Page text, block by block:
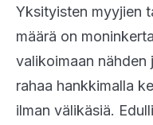
Yksityisten myyjien
määrä on
valikoimaan nähden
rahaa hankkimalla
ilman välikäsiä.